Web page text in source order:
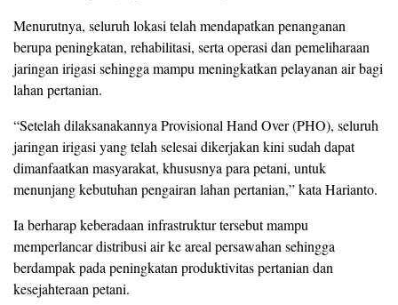
Menurutnya, seluruh lokasi telah mendapatkan penanganan
berupa peningkatan, rehabilitasi, serta operasi dan pemeliharaan
jaringan irigasi sehingga mampu meningkatkan pelayanan air bagi
lahan pertanian.
“Setelah dilaksanakannya Provisional Hand Over (PHO), seluruh
jaringan irigasi yang telah selesai dikerjakan kini sudah dapat
dimanfaatkan masyarakat, khususnya para petani, untuk
menunjang kebutuhan pengairan lahan pertanian,” kata Harianto.
Ia berharap keberadaan infrastruktur tersebut mampu
memperlancar distribusi air ke areal persawahan sehingga
berdampak pada peningkatan produktivitas pertanian dan
kesejahteraan petani.